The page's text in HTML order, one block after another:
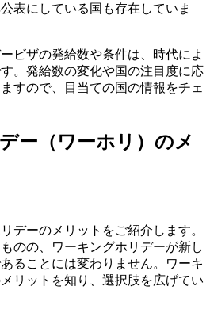
表にしている国も存在していま
ビザの発給数や条件は、時代によ
。発給数の変化や国の注目度に応
すので、目当ての国の情報をチェ
ー（ワーホリ）のメ
デーのメリットをご紹介します。
のの、ワーキングホリデーが新し
ることには変わりません。ワーキ
リットを知り、選択肢を広げてい